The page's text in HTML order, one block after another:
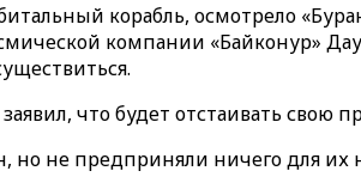
корабль, осмотрело
компании «Байконур»
что будет отстаивать свою
не предприняли ничего для их